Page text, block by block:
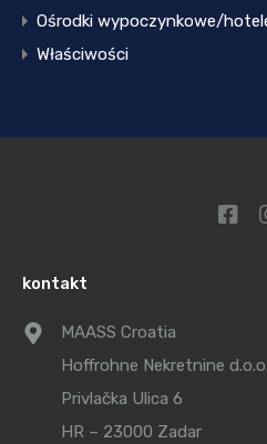
Ośrodki wypoczynkowe/
Właściwości
kontakt
MAASS Croatia
Hoffrohne Nekretnine
Privlačka Ulica 6
HR – 23000 Zadar